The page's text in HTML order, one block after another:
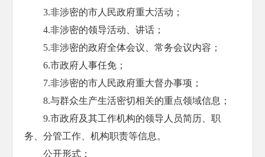
3.非涉密的市人民政府重大活动；
4.非涉密的领导活动、讲话；
5.非涉密的政府全体会议、常务会议内容；
6.市政府人事任免；
7.非涉密的市人民政府重大督办事项；
8.与群众生产生活密切相关的重点领域信息；
9.市政府及其工作机构的领导人员简历、职
务、分管工作、机构职责等信息。
公开形式：